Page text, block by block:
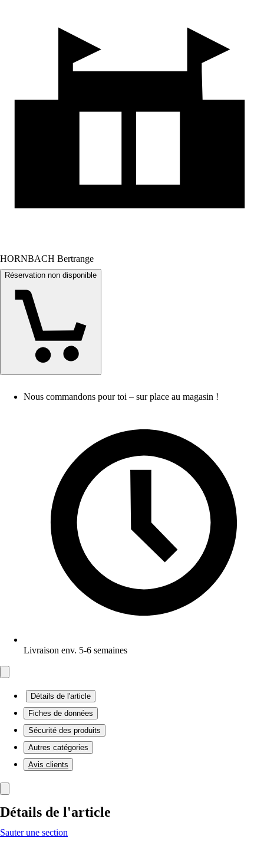
HORNBACH Bertrange
Réservation non disponible
Nous commandons pour toi – sur place au magasin !
Livraison env. 5-6 semaines
Détails de l'article
Fiches de données
Sécurité des produits
Autres catégories
Avis clients
Détails de l'article
Sauter une section